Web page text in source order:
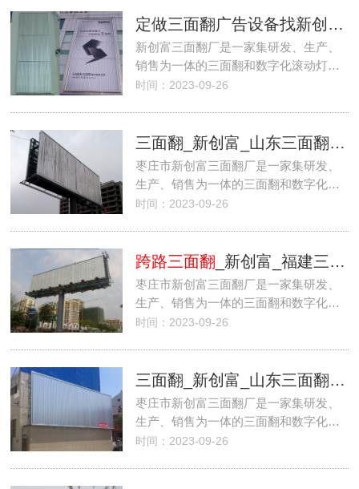
定做三面翻广告设备找新创富三面翻
新创富三面翻厂是一家集研发、生产、
销售为一体的三面翻和数字化滚动灯…
时间：2023-09-26
三面翻_新创富_山东三面翻_最新三面翻报价
枣庄市新创富三面翻厂是一家集研发、
生产、销售为一体的三面翻和数字化…
时间：2023-09-26
跨路三面翻 _新创富_福建三面翻_直销公司
枣庄市新创富三面翻厂是一家集研发、
生产、销售为一体的三面翻和数字化…
时间：2023-09-26
三面翻_新创富_山东三面翻_最新三面翻报价
枣庄市新创富三面翻厂是一家集研发、
生产、销售为一体的三面翻和数字化…
时间：2023-09-26